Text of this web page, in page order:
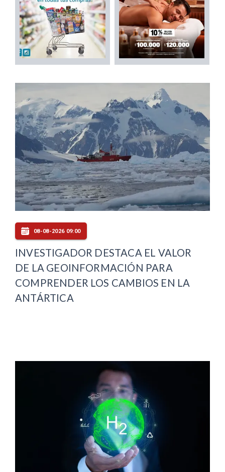
08-08-2026 09:00
INVESTIGADOR DESTACA EL VALOR
DE LA GEOINFORMACIÓN PARA
COMPRENDER LOS CAMBIOS EN LA
ANTÁRTICA